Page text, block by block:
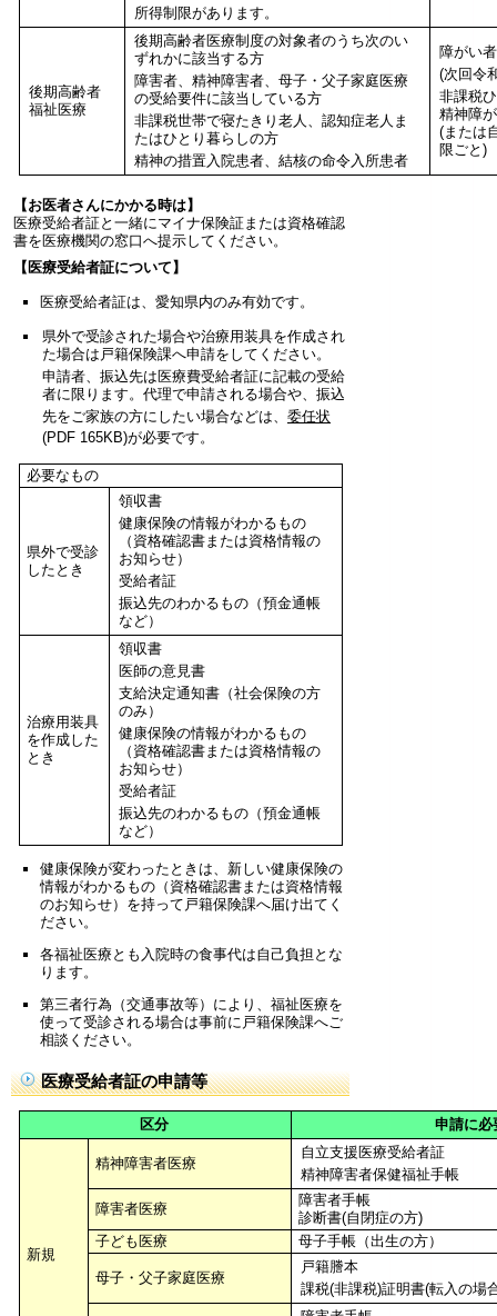
所得制限があります。
後期高齢者
福祉医療
後期高齢者医療制度の対象者のうち次のい
ずれかに該当する方
障害者、精神障害者、母子・父子家庭医療
の受給要件に該当している方
非課税世帯で寝たきり老人、認知症老人ま
たはひとり暮らしの方
精神の措置入院患者、結核の命令入所患者
障がい
(次回令
非課税
精神障
(または
限ごと)
【お医者さんにかかる時は】
医療受給者証と一緒にマイナ保険証または資格確認
書を医療機関の窓口へ提示してください。
【医療受給者証について】
医療受給者証は、愛知県内のみ有効です。
県外で受診された場合や治療用装具を作成され
た場合は戸籍保険課へ申請をしてください。
申請者、振込先は医療費受給者証に記載の受給
者に限ります。代理で申請される場合や、振込
先をご家族の方にしたい場合などは、 委任状
(PDF 165KB)が必要です。
必要なもの
県外で受診
したとき
領収書
健康保険の情報がわかるもの
（資格確認書または資格情報の
お知らせ）
受給者証
振込先のわかるもの（預金通帳
など）
治療用装具
を作成した
とき
領収書
医師の意見書
支給決定通知書（社会保険の方
のみ）
健康保険の情報がわかるもの
（資格確認書または資格情報の
お知らせ）
受給者証
振込先のわかるもの（預金通帳
など）
健康保険が変わったときは、新しい健康保険の
情報がわかるもの（資格確認書または資格情報
のお知らせ）を持って戸籍保険課へ届け出てく
ださい。
各福祉医療とも入院時の食事代は自己負担とな
ります。
第三者行為（交通事故等）により、福祉医療を
使って受診される場合は事前に戸籍保険課へご
相談ください。
医療受給者証の申請等
区分 申請に必
新規
精神障害者医療
自立支援医療受給者証
精神障害者保健福祉手帳
障害者医療
障害者手帳
診断書(自閉症の方)
子ども医療
母子手帳（出生の方）
母子・父子家庭医療
戸籍謄本
課税(非課税)証明書(転入の場